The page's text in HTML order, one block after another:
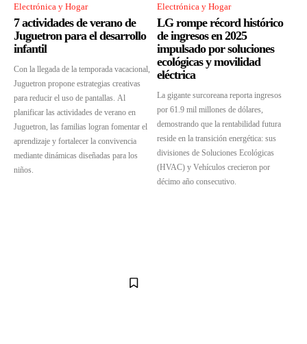
Electrónica y Hogar
7 actividades de verano de
Juguetron para el desarrollo
infantil
Con la llegada de la temporada vacacional,
Juguetron propone estrategias creativas
para reducir el uso de pantallas. Al
planificar las actividades de verano en
Juguetron, las familias logran fomentar el
aprendizaje y fortalecer la convivencia
mediante dinámicas diseñadas para los
niños.
Electrónica y Hogar
LG rompe récord histórico
de ingresos en 2025
impulsado por soluciones
ecológicas y movilidad
eléctrica
La gigante surcoreana reporta ingresos
por 61.9 mil millones de dólares,
demostrando que la rentabilidad futura
reside en la transición energética: sus
divisiones de Soluciones Ecológicas
(HVAC) y Vehículos crecieron por
décimo año consecutivo.